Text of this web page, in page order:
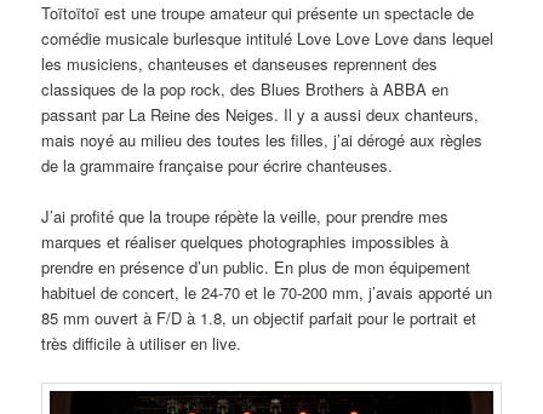
Toïtoïtoï est une troupe amateur qui présente un spectacle de
comédie musicale burlesque intitulé Love Love Love dans lequel
les musiciens, chanteuses et danseuses reprennent des
classiques de la pop rock, des Blues Brothers à ABBA en
passant par La Reine des Neiges. Il y a aussi deux chanteurs,
mais noyé au milieu des toutes les filles, j’ai dérogé aux règles
de la grammaire française pour écrire chanteuses.
J’ai profité que la troupe répète la veille, pour prendre mes
marques et réaliser quelques photographies impossibles à
prendre en présence d’un public. En plus de mon équipement
habituel de concert, le 24-70 et le 70-200 mm, j’avais apporté un
85 mm ouvert à F/D à 1.8, un objectif parfait pour le portrait et
très difficile à utiliser en live.